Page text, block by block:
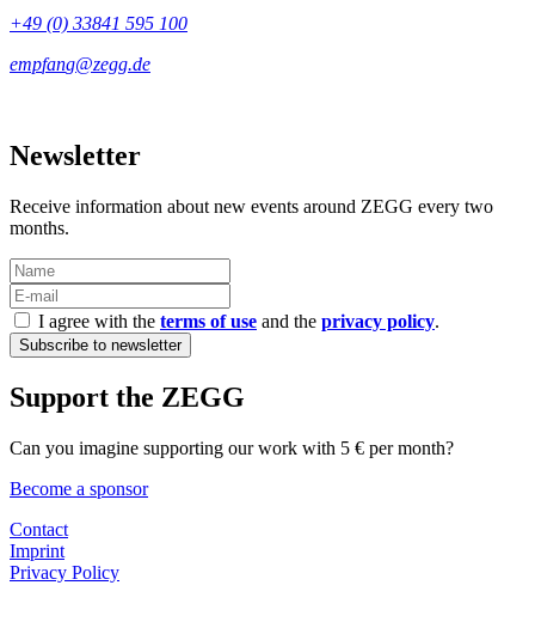
+49 (0) 33841 595 100
Newsletter
Receive information about new events around ZEGG every two
months.
I agree with the terms of use and the privacy policy.
Support the ZEGG
Can you imagine supporting our work with 5 € per month?
Become a sponsor
Contact
Imprint
Privacy Policy